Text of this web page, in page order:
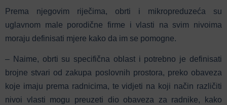
Prema njegovim riječima, obrti i mikropreduzeća su
uglavnom male porodične firme i vlasti na svim nivoima
moraju definisati mjere kako da im se pomogne.
– Naime, obrti su specifična oblast i potrebno je definisati
brojne stvari od zakupa poslovnih prostora, preko obaveza
koje imaju prema radnicima, te vidjeti na koji način različiti
nivoi vlasti mogu preuzeti dio obaveza za radnike, kako